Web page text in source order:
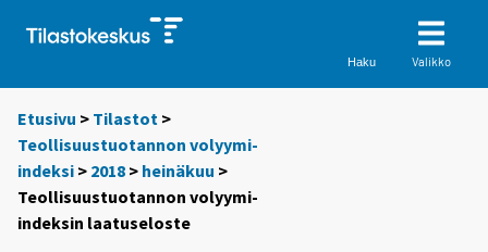
Haku Valikko
Etusivu > Tilastot >
Teollisuustuotannon volyymi-
indeksi > 2018 > heinäkuu >
Teollisuustuotannon volyymi-
indeksin laatuseloste